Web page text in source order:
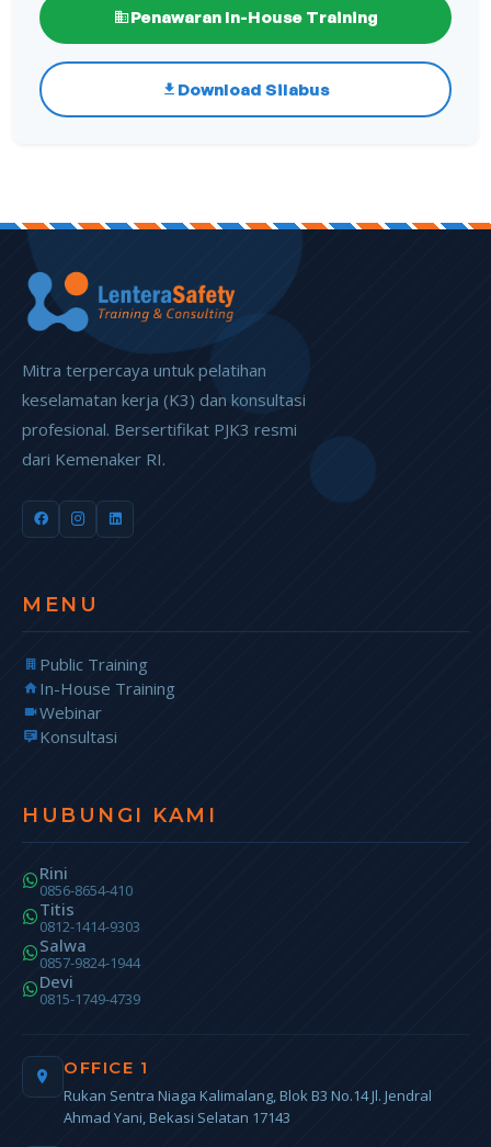
Penawaran In-House Training
Download Silabus
Mitra terpercaya untuk pelatihan
keselamatan kerja (K3) dan konsultasi
profesional. Bersertifikat PJK3 resmi
dari Kemenaker RI.
MENU
Public Training
In-House Training
Webinar
Konsultasi
HUBUNGI KAMI
Rini
0856-8654-410
Titis
0812-1414-9303
Salwa
0857-9824-1944
Devi
0815-1749-4739
OFFICE 1
Rukan Sentra Niaga Kalimalang, Blok B3 No.14 Jl. Jendral
Ahmad Yani, Bekasi Selatan 17143